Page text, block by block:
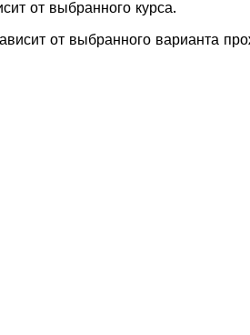
от выбранного курса.
от выбранного варианта